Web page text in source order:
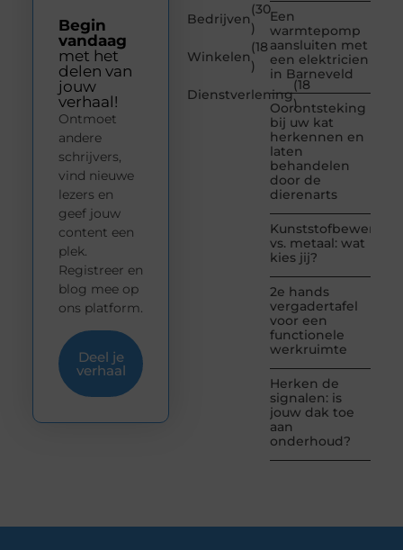
Bedrijven
(30
)
Winkelen
(18
)
Dienstverlening
(18
)
Een
warmtepomp
aansluiten met
een elektricien
in Barneveld
Oorontsteking
bij uw kat
herkennen en
laten
behandelen
door de
dierenarts
vs. metaal: wat
kies jij?
2e hands
vergadertafel
voor een
functionele
werkruimte
Herken de
signalen: is
jouw dak toe
aan
onderhoud?
Begin
vandaag
met het
delen van
jouw
verhaal!
Ontmoet
andere
schrijvers,
vind nieuwe
lezers en
geef jouw
content een
plek.
Registreer en
blog mee op
ons platform.
Deel je
verhaal